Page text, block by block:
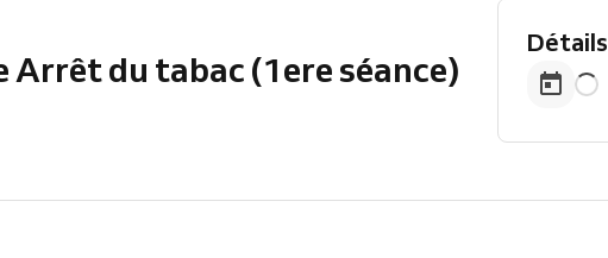
Arrêt du tabac (1ere séance)
Détails